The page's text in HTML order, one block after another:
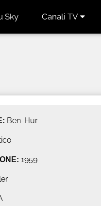
Sky Canali TV
Ben-Hur
1959